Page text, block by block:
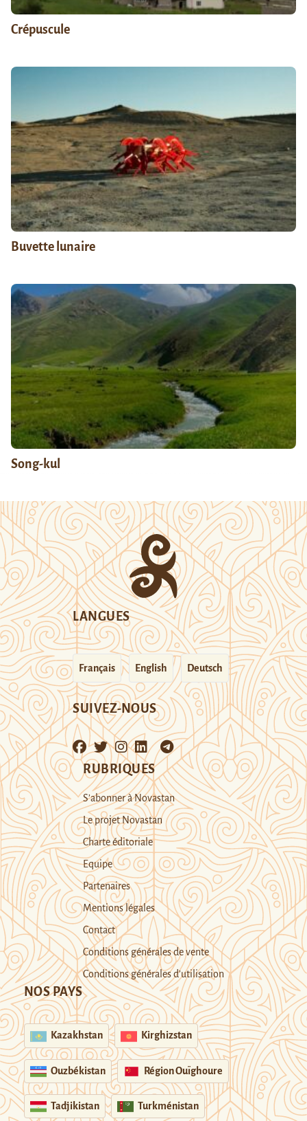
Crépuscule
Buvette lunaire
Song-kul
LANGUES
Français English Deutsch
SUIVEZ-NOUS
RUBRIQUES
S’abonner à Novastan
Le projet Novastan
Charte éditoriale
Equipe
Partenaires
Mentions légales
Contact
Conditions générales de vente
Conditions générales d’utilisation
NOS PAYS
Kazakhstan Kirghizstan
Ouzbékistan Région Ouïghoure
Tadjikistan Turkménistan